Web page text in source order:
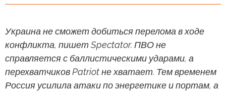
Украина не сможет добиться перелома в ходе
конфликта, пишет Spectator. ПВО не
справляется с баллистическими ударами, а
перехватчиков Patriot не хватает. Тем временем
Россия усилила атаки по энергетике и портам, а